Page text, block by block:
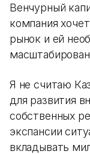
Венчурный
компания
рынок и ей
Я не считаю
для развития
собственных
экспансии
вкладывать